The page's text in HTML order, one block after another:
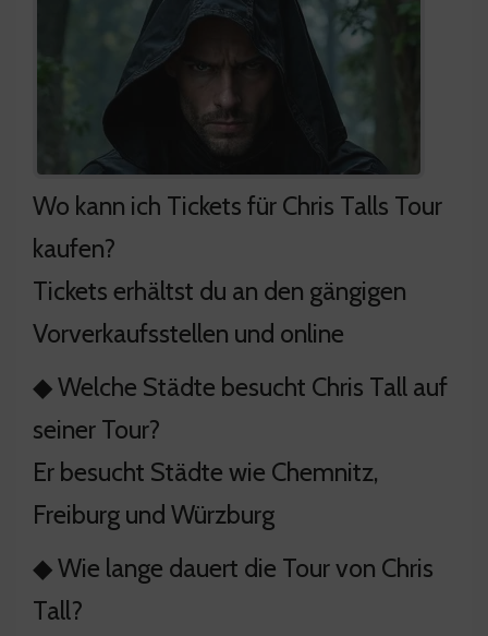
Wo kann ich Tickets für Chris Talls Tour
kaufen?
Tickets erhältst du an den gängigen
Vorverkaufsstellen und online
◆ Welche Städte besucht Chris Tall auf
seiner Tour?
Er besucht Städte wie Chemnitz,
Freiburg und Würzburg
◆ Wie lange dauert die Tour von Chris
Tall?